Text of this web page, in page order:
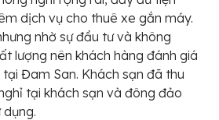
dịch vụ cho thuê xe gắn máy.
nhờ sự đầu tư và không
lượng nên khách hàng đánh giá
Đam San. Khách sạn đã thu
tại khách sạn và đông đảo
dụng.